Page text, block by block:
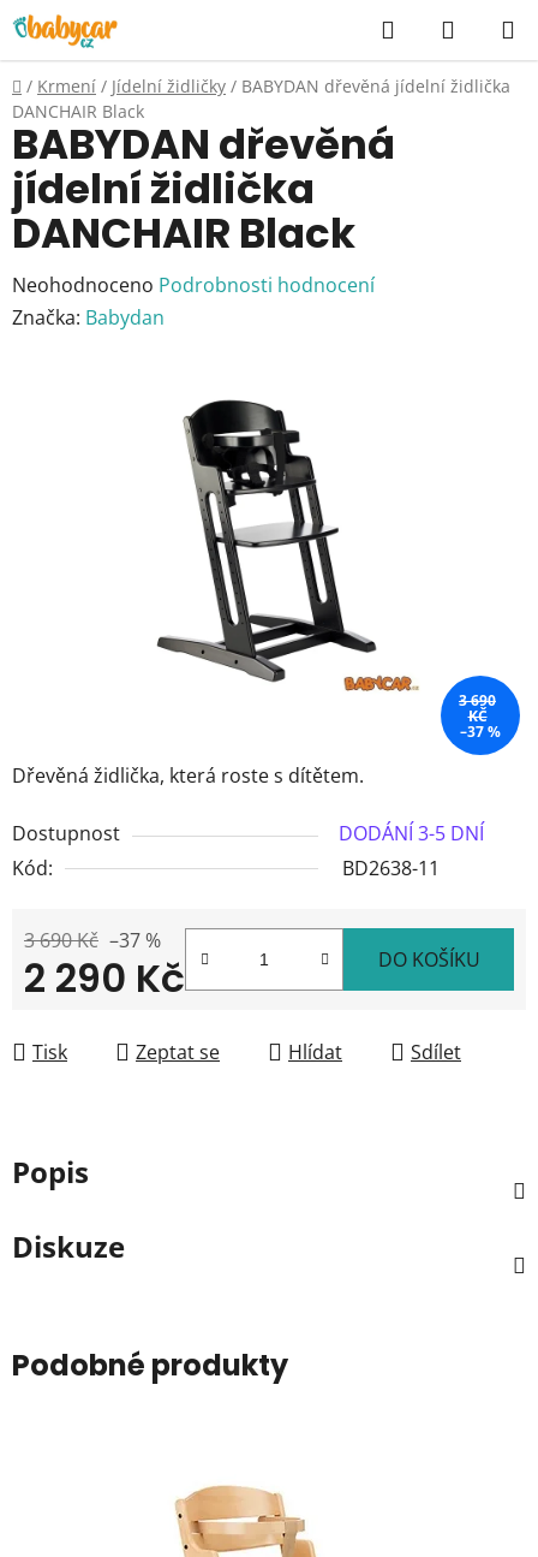
Přejít
na
obsah
Hledat
KOŠÍK
Domů
/ Krmení / Jídelní židličky / BABYDAN dřevěná jídelní židlička
DANCHAIR Black
Dřevěná židlička, která roste s dítětem.
Dostupnost
DODÁNÍ 3-5 DNÍ
Kód:
BD2638-11
3 690 Kč –37 %
2 290 Kč DO KOŠÍKU
Tisk Zeptat se Hlídat Sdílet
BABYDAN dřevěná
jídelní židlička
DANCHAIR Black
Průměrné
hodnocení
Neohodnoceno Podrobnosti hodnocení
Značka: Babydan
3 690
KČ
–37 %
Popis
Diskuze
Podobné produkty